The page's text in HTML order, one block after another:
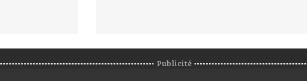
Publicité